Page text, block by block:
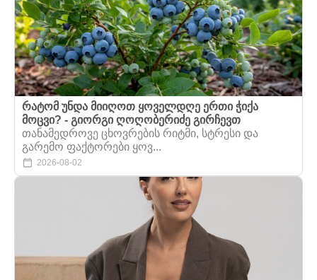
რატომ უნდა მიიღოთ ყოველდღე ერთი ჭიქა
მოცვი? - გიორგი ღოღობერიძე გირჩევთ
თანამედროვე ცხოვრების რიტმი, სტრესი და
გარემო ფაქტორები ყოვ...
2026-08-02